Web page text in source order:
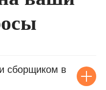
сборщиком в